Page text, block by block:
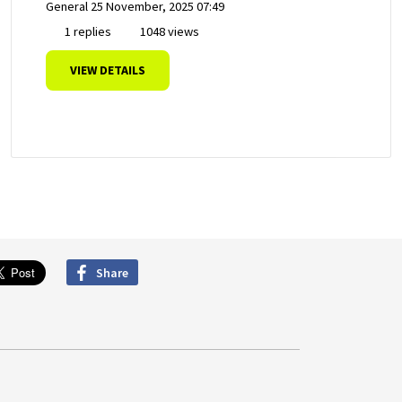
General 25 November, 2025 07:49
1 replies
1048 views
VIEW DETAILS
Share